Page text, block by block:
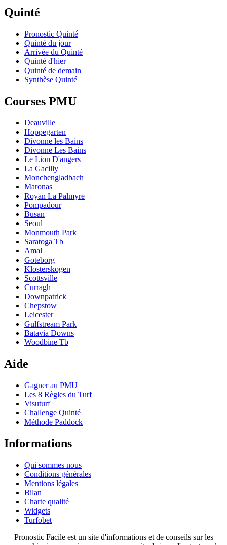
Quinté
Pronostic Quinté
Quinté du jour
Arrivée du Quinté
Quinté d'hier
Quinté de demain
Synthèse Quinté
Courses PMU
Deauville
Hoppegarten
Divonne les Bains
Divonne Les Bains
Le Lion D'angers
La Gacilly
Monchengladbach
Maronas
Royan La Palmyre
Pompadour
Busan
Seoul
Monmouth Park
Saratoga Tb
Amal
Goteborg
Klosterskogen
Scottsville
Curragh
Downpatrick
Chepstow
Leicester
Gulfstream Park
Batavia Downs
Woodbine Tb
Aide
Gagner au PMU
Les 8 Règles du Turf
Visuturf
Challenge Quinté
Méthode Paddock
Informations
Qui sommes nous
Conditions générales
Mentions légales
Bilan
Charte qualité
Widgets
Turfobet
Pronostic Facile est un site d'informations et de conseils sur les